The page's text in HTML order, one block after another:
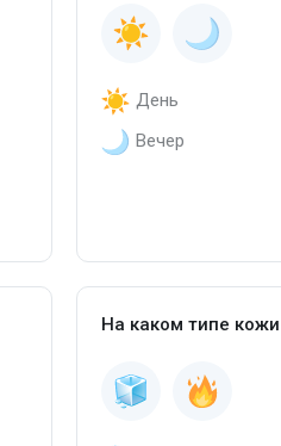
День
Вечер
На каком типе